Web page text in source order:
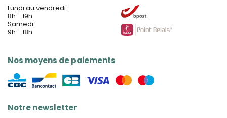
Lundi au vendredi :
8h - 19h
Samedi :
9h - 18h
Nos moyens de paiements
Notre newsletter